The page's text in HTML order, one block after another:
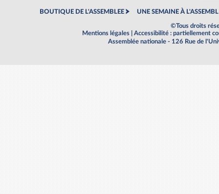
BOUTIQUE DE L'ASSEMBLEE UNE SEMAINE À
©Tous droits
Mentions légales
Accessibilité : partiellement
Assemblée nationale - 126 Rue de